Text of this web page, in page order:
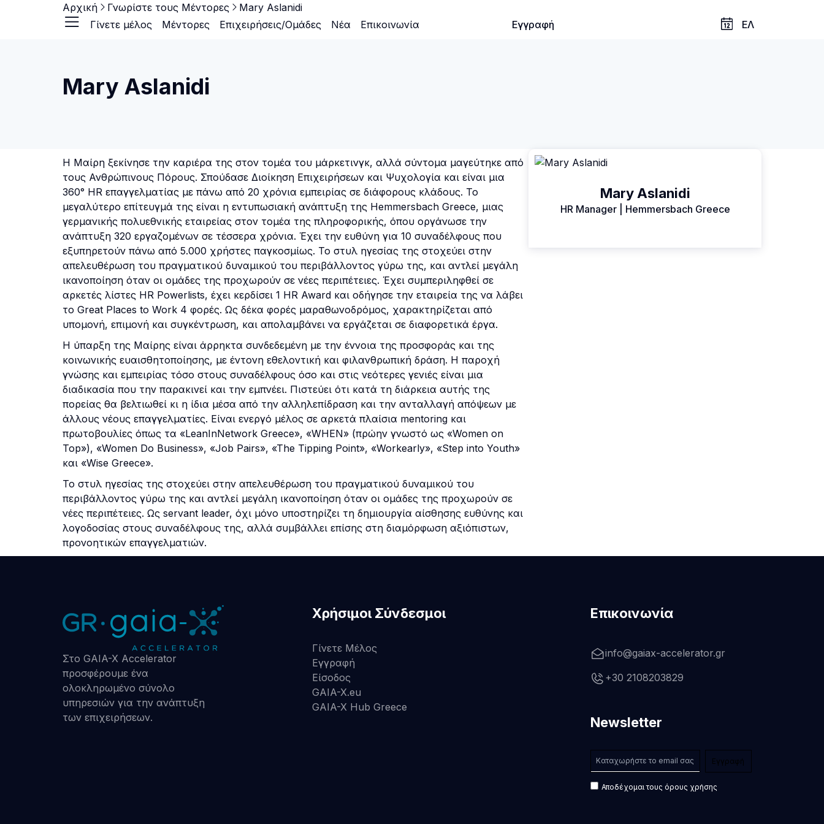
Γίνετε μέλος Μέντορες Επιχειρήσεις/Ομάδες Νέα Επικοινωνία Εγγραφή ΕΛ
Αρχική Γνωρίστε τους Μέντορες Mary Aslanidi
Mary Aslanidi
Η Μαίρη ξεκίνησε την καριέρα της στον τομέα του μάρκετινγκ, αλλά σύντομα μαγεύτηκε από
τους Ανθρώπινους Πόρους. Σπούδασε Διοίκηση Επιχειρήσεων και Ψυχολογία και είναι μια
360° HR επαγγελματίας με πάνω από 20 χρόνια εμπειρίας σε διάφορους κλάδους. Το
μεγαλύτερο επίτευγμά της είναι η εντυπωσιακή ανάπτυξη της Hemmersbach Greece, μιας
γερμανικής πολυεθνικής εταιρείας στον τομέα της πληροφορικής, όπου οργάνωσε την
ανάπτυξη 320 εργαζομένων σε τέσσερα χρόνια. Έχει την ευθύνη για 10 συναδέλφους που
εξυπηρετούν πάνω από 5.000 χρήστες παγκοσμίως. Το στυλ ηγεσίας της στοχεύει στην
απελευθέρωση του πραγματικού δυναμικού του περιβάλλοντος γύρω της, και αντλεί μεγάλη
ικανοποίηση όταν οι ομάδες της προχωρούν σε νέες περιπέτειες. Έχει συμπεριληφθεί σε
αρκετές λίστες HR Powerlists, έχει κερδίσει 1 HR Award και οδήγησε την εταιρεία της να λάβει
το Great Places to Work 4 φορές. Ως δέκα φορές μαραθωνοδρόμος, χαρακτηρίζεται από
υπομονή, επιμονή και συγκέντρωση, και απολαμβάνει να εργάζεται σε διαφορετικά έργα.
Η ύπαρξη της Μαίρης είναι άρρηκτα συνδεδεμένη με την έννοια της προσφοράς και της
κοινωνικής ευαισθητοποίησης, με έντονη εθελοντική και φιλανθρωπική δράση. Η παροχή
γνώσης και εμπειρίας τόσο στους συναδέλφους όσο και στις νεότερες γενιές είναι μια
διαδικασία που την παρακινεί και την εμπνέει. Πιστεύει ότι κατά τη διάρκεια αυτής της
πορείας θα βελτιωθεί κι η ίδια μέσα από την αλληλεπίδραση και την ανταλλαγή απόψεων με
άλλους νέους επαγγελματίες. Είναι ενεργό μέλος σε αρκετά πλαίσια mentoring και
πρωτοβουλίες όπως τα «LeanInNetwork Greece», «WHEN» (πρώην γνωστό ως «Women on
Top»), «Women Do Business», «Job Pairs», «The Tipping Point», «Workearly», «Step into Youth»
και «Wise Greece».
Το στυλ ηγεσίας της στοχεύει στην απελευθέρωση του πραγματικού δυναμικού του
περιβάλλοντος γύρω της και αντλεί μεγάλη ικανοποίηση όταν οι ομάδες της προχωρούν σε
νέες περιπέτειες. Ως servant leader, όχι μόνο υποστηρίζει τη δημιουργία αίσθησης ευθύνης και
λογοδοσίας στους συναδέλφους της, αλλά συμβάλλει επίσης στη διαμόρφωση αξιόπιστων,
προνοητικών επαγγελματιών.
Mary Aslanidi
HR Manager | Hemmersbach Greece
Στο GAIA-X Accelerator
προσφέρουμε ένα
ολοκληρωμένο σύνολο
υπηρεσιών για την ανάπτυξη
των επιχειρήσεων.
Χρήσιμοι Σύνδεσμοι
Γίνετε Μέλος
Εγγραφή
Είσοδος
GAIA-X.eu
GAIA-X Hub Greece
Επικοινωνία
info@gaiax-accelerator.gr
+30 2108203829
Newsletter
Αποδέχομαι τους όρους χρήσης